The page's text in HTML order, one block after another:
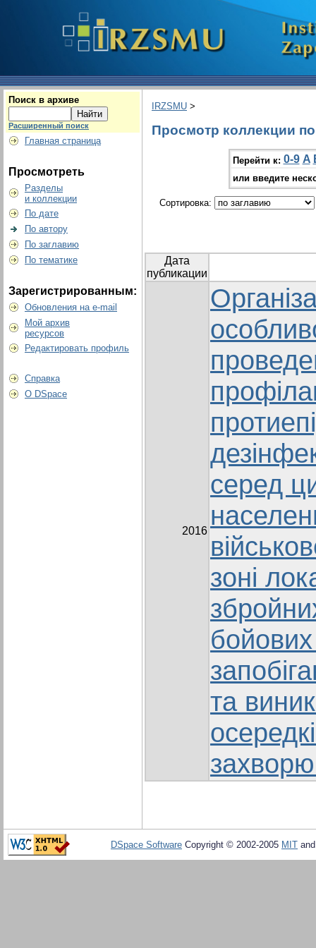
Поиск в архиве
Расширенный поиск
Главная страница
Просмотреть
Разделы
и коллекции
По дате
По автору
По заглавию
По тематике
Зарегистрированным:
Обновления на e-mail
Мой архив
ресурсов
Редактировать профиль
Справка
О DSpace
IRZSMU >
Просмотр коллекции по
Перейти к: 0-9 A
или введите
Сортировка:
Дата
публикации
2016
серед
зоні
та
DSpace Software Copyright © 2002-2005 MIT